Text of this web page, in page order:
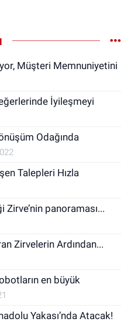
Müşteri Memnuniyetini
İyileşmeyi
Odağında
Talepleri Hızla
Zirve’nin panoraması...
Zirvelerin Ardından...
en büyük
Yakası’nda Atacak!